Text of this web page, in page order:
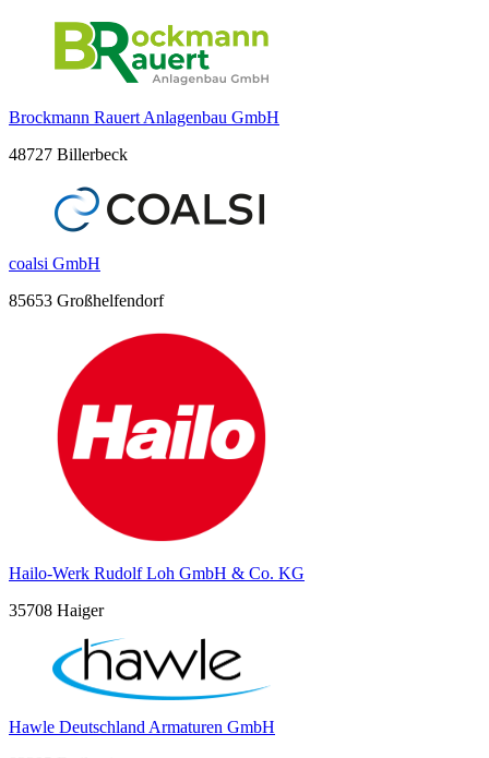
Brockmann Rauert Anlagenbau GmbH
48727 Billerbeck
coalsi GmbH
85653 Großhelfendorf
Hailo-Werk Rudolf Loh GmbH & Co. KG
35708 Haiger
Hawle Deutschland Armaturen GmbH